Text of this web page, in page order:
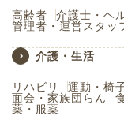
高齢者 介護士・ヘ
管理者・運営スタッ
介護・生活
リハビリ 運動・椅
面会・家族団らん
薬・服薬